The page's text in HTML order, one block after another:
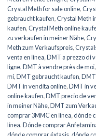
Crystal Meth for sale online,
gebraucht kaufen,Crystal Meth
kaufen,Crystal Meth online
zu verkaufen in meiner Nähe,
Meth zum Verkaufspreis,
venta en línea,DMT a prezzo di
ligne,DMT à vendre près de moi,
mí,DMT gebraucht kaufen,DMT
DMT in vendita online,DMT in
online kaufen,DMT precio de
in meiner Nähe,DMT zum
comprar 3MMC en línea,dónde
línea,Dónde comprar